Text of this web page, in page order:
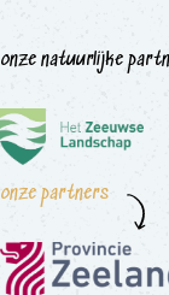
onze natuurlijke
onze partners